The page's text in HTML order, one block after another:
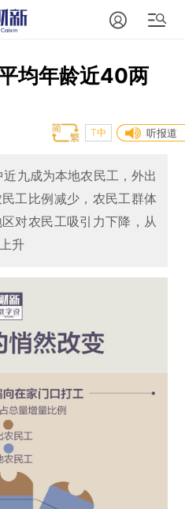
均年龄近40两
听报道
T中
九成为本地农民工，外出
工比例减少，农民工群体
对农民工吸引力下降，从
升